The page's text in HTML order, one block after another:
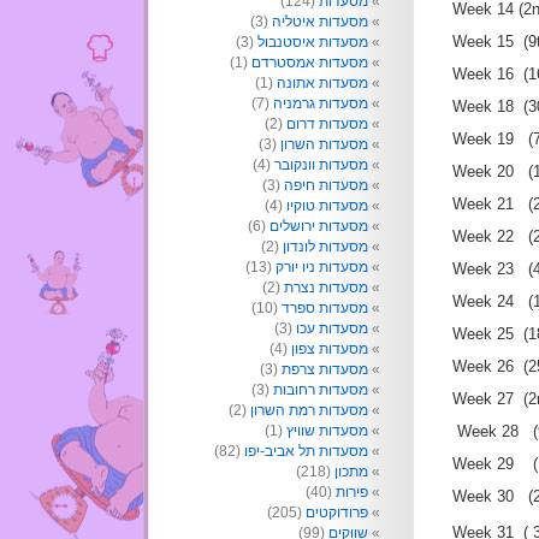
Week 14
Week 15
Week 16
Week 18
Week 19
Week 20
Week 21
Week 22
Week 23
Week 24
Week 25
Week 26
Week 27
Week
Week 29
Week 30
Week 31 (
מסעדות איטליה (3)
מסעדות איסטנבול (3)
מסעדות אמסטרדם (1)
מסעדות אתונה (1)
מסעדות גרמניה (7)
מסעדות דרום (2)
מסעדות השרון (3)
מסעדות וונקובר (4)
מסעדות חיפה (3)
מסעדות טוקיו (4)
מסעדות ירושלים (6)
מסעדות לונדון (2)
מסעדות ניו יורק (13)
מסעדות נצרת (2)
מסעדות ספרד (10)
מסעדות עכו (3)
מסעדות צפון (4)
מסעדות צרפת (3)
מסעדות רחובות (3)
מסעדות רמת השרון (2)
מסעדות שוויץ (1)
מסעדות תל אביב-יפו (82)
מתכון (218)
פירות (40)
פרודוקטים (205)
שווקים (99)